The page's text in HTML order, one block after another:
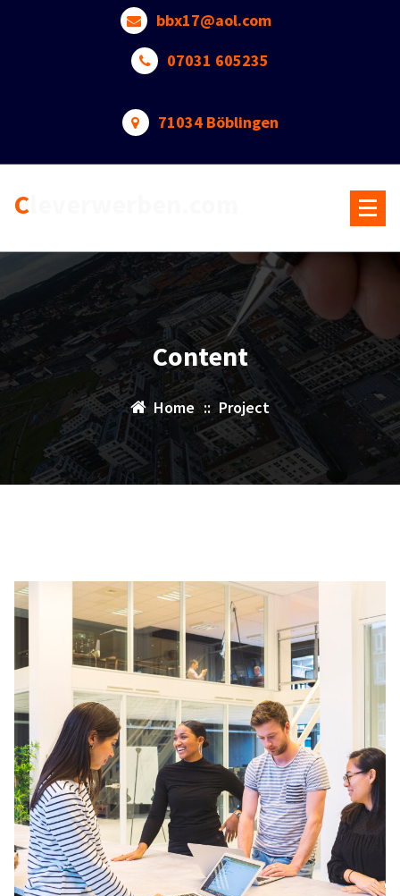
bbx17@aol.com
07031 605235
71034 Böblingen
Content
Home :: Project